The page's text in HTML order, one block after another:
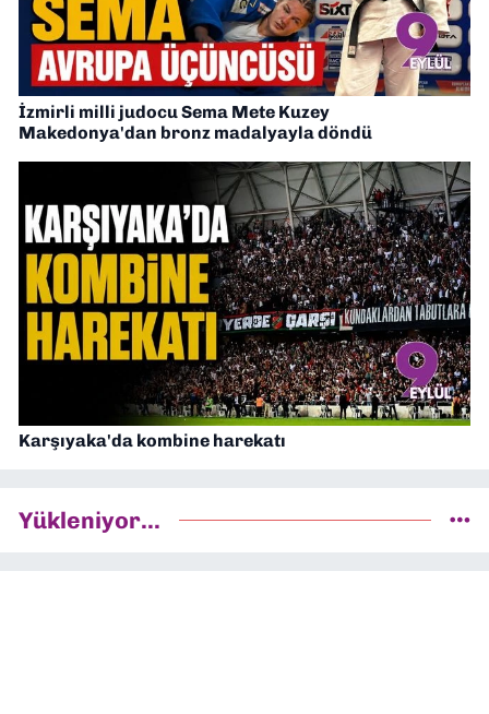
İzmirli milli judocu Sema Mete Kuzey
Makedonya'dan bronz madalyayla döndü
Karşıyaka'da kombine harekatı
Yükleniyor...